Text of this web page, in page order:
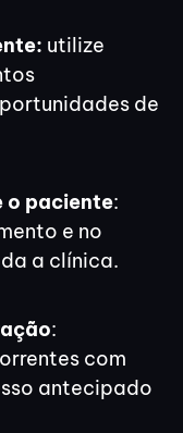
utilize
de
o paciente:
e no
a clínica.
:
com
antecipado